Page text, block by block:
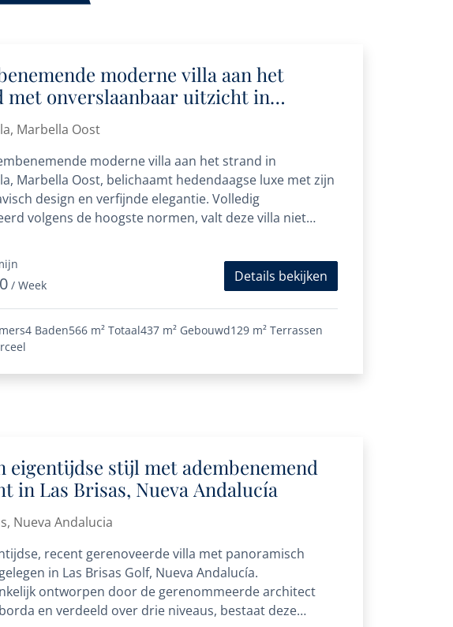
moderne villa aan het
met onverslaanbaar uitzicht in
Marbella Oost
Marbella Oost
moderne villa aan het strand in
Marbella Oost, belichaamt hedendaagse luxe met zijn
design en verfijnde elegantie. Volledig
volgens de hoogste normen, valt deze villa niet
/ Week
Details bekijken
4 Baden566 m² Totaal437 m² Gebouwd129 m² Terrassen
eigentijdse stijl met adembenemend
in Las Brisas, Nueva Andalucía
Nueva Andalucia
recent gerenoveerde villa met panoramisch
in Las Brisas Golf, Nueva Andalucía.
ontworpen door de gerenommeerde architect
en verdeeld over drie niveaus, bestaat deze